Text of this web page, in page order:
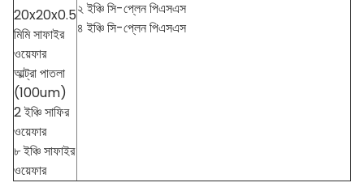
20x20x0.5
মিমি সাফাইর
ওয়েফার
আল্ট্রা পাতলা
(100um)
2 ইঞ্চি সাফির
ওয়েফার
৮ ইঞ্চি সাফাইর
ওয়েফার
২ ইঞ্চি সি-প্লেন পিএসএস
৪ ইঞ্চি সি-প্লেন পিএসএস